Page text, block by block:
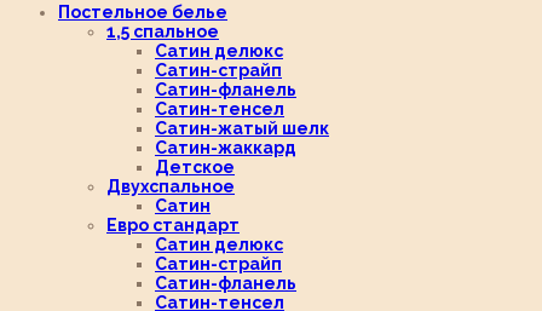
Постельное белье
1,5 спальное
Сатин делюкс
Сатин-страйп
Сатин-фланель
Сатин-тенсел
Сатин-жатый шелк
Сатин-жаккард
Детское
Двухспальное
Сатин
Евро стандарт
Сатин делюкс
Сатин-страйп
Сатин-фланель
Сатин-тенсел